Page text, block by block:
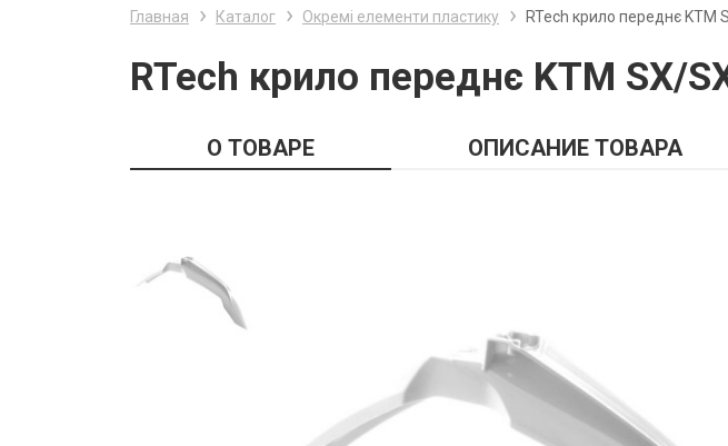
Джерсі
Lifestyle
Вилочне масло
Главная Каталог Окремі елементи пластику RTech крило переднє KTM
RTech крило переднє KTM SX/
О ТОВАРЕ ОПИСАНИЕ ТОВАРА